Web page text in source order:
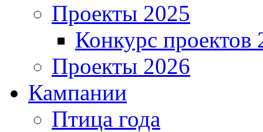
Проекты 2025
Конкурс проектов
Проекты 2026
Кампании
Птица года